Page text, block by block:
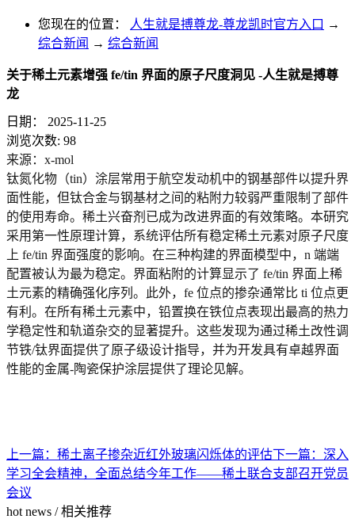
您现在的位置： 人生就是搏尊龙-尊龙凯时官方入口 →
综合新闻 → 综合新闻
关于稀土元素增强 fe/tin 界面的原子尺度洞见 -人生就是搏尊
龙
日期：
2025-11-25
浏览次数: 98
来源：x-mol
钛氮化物（tin）涂层常用于航空发动机中的钢基部件以提升界
面性能，但钛合金与钢基材之间的粘附力较弱严重限制了部件
的使用寿命。稀土兴奋剂已成为改进界面的有效策略。本研究
采用第一性原理计算，系统评估所有稳定稀土元素对原子尺度
上 fe/tin 界面强度的影响。在三种构建的界面模型中，n 端端
配置被认为最为稳定。界面粘附的计算显示了 fe/tin 界面上稀
土元素的精确强化序列。此外，fe 位点的掺杂通常比 ti 位点更
有利。在所有稀土元素中，铅置换在铁位点表现出最高的热力
学稳定性和轨道杂交的显著提升。这些发现为通过稀土改性调
节铁/钛界面提供了原子级设计指导，并为开发具有卓越界面
性能的金属-陶瓷保护涂层提供了理论见解。
上一篇： 稀土离子掺杂近红外玻璃闪烁体的评估下一篇： 深入
学习全会精神，全面总结今年工作——稀土联合支部召开党员
会议
hot news / 相关推荐